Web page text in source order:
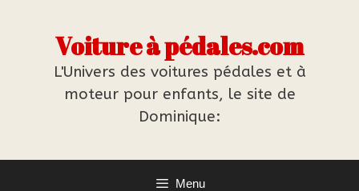
Voiture à pédales.com
L'Univers des voitures pédales et à
moteur pour enfants, le site de
Dominique:
Menu